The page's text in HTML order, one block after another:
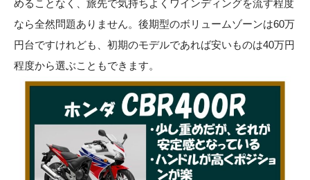
めることなく、旅先で気持ちよくワインディングを流す程度
なら全然問題ありません。後期型のボリュームゾーンは60万
円台ですけれども、初期のモデルであれば安いものは40万円
程度から選ぶこともできます。